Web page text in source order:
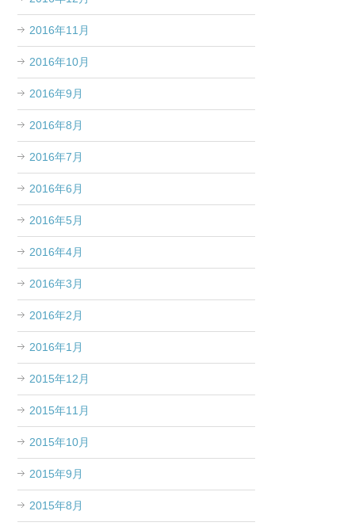
2016年11月
2016年10月
2016年9月
2016年8月
2016年7月
2016年6月
2016年5月
2016年4月
2016年3月
2016年2月
2016年1月
2015年12月
2015年11月
2015年10月
2015年9月
2015年8月